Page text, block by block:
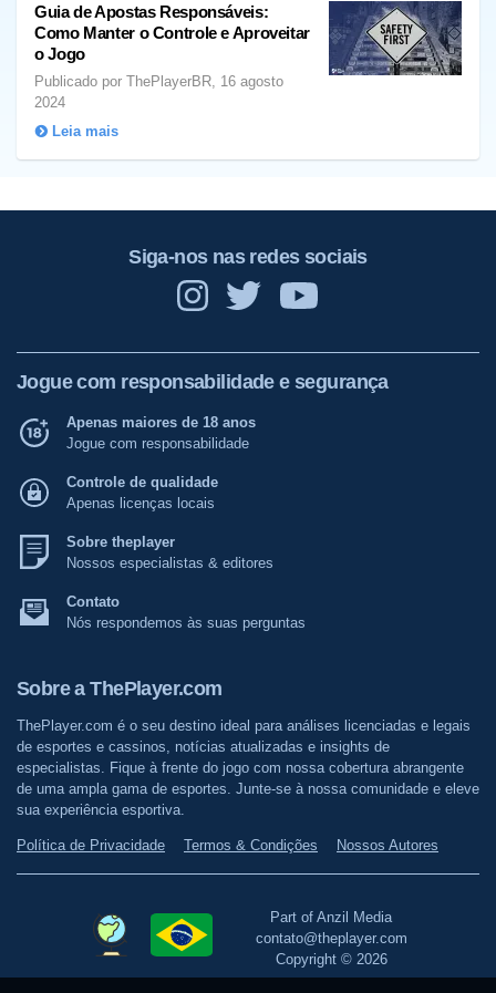
Guia de Apostas Responsáveis:
Como Manter o Controle e Aproveitar
o Jogo
Publicado por ThePlayerBR, 16 agosto
2024
Leia mais
Siga-nos nas redes sociais
Jogue com responsabilidade e segurança
Apenas maiores de 18 anos
Jogue com responsabilidade
Controle de qualidade
Apenas licenças locais
Sobre theplayer
Nossos especialistas & editores
Contato
Nós respondemos às suas perguntas
Sobre a ThePlayer.com
ThePlayer.com é o seu destino ideal para análises licenciadas e legais
de esportes e cassinos, notícias atualizadas e insights de
especialistas. Fique à frente do jogo com nossa cobertura abrangente
de uma ampla gama de esportes. Junte-se à nossa comunidade e eleve
sua experiência esportiva.
Política de Privacidade Termos & Condições Nossos Autores
Part of Anzil Media
contato@theplayer.com
Copyright © 2026